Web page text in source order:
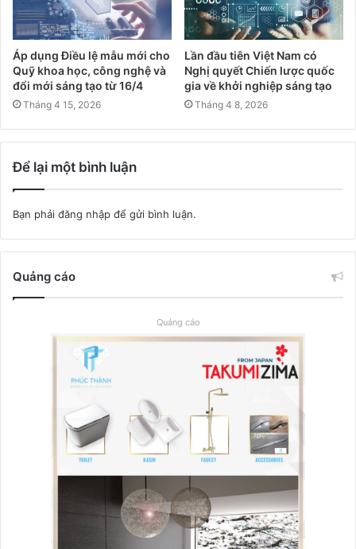
Áp dụng Điều lệ mẫu mới cho
Quỹ khoa học, công nghệ và
đổi mới sáng tạo từ 16/4
Tháng 4 15, 2026
Lần đầu tiên Việt Nam có
Nghị quyết Chiến lược quốc
gia về khởi nghiệp sáng tạo
Tháng 4 8, 2026
Để lại một bình luận
Bạn phải đăng nhập để gửi bình luận.
Quảng cáo
Quảng cáo